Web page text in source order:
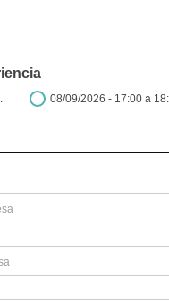
08/09/2026 - 17:00 a